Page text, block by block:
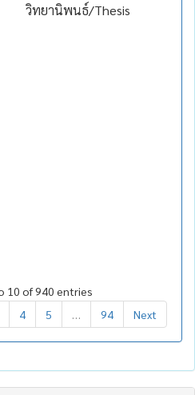
วิทยานิพนธ์/Thesis
10 of 940 entries
4 5 94 Next